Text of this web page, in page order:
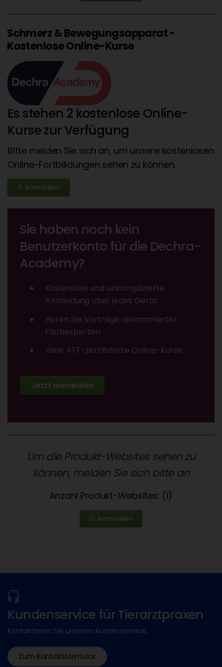
Schmerz & Bewegungsapparat -
Kostenlose Online-Kurse
Es stehen 2 kostenlose Online-
Kurse zur Verfügung
Bitte melden Sie sich an, um unsere kostenlosen
Online-Fortbilldungen sehen zu können.
lock_outline Anmelden
Sie haben noch kein
Benutzerkonto für die Dechra-
Academy?
Kostenlose und unkomplizierte
Anmeldung über jedes Gerät
Hören Sie Vorträge renommierter
Fachexperten
Viele ATF-zertifizierte Online-Kurse
Jetzt anmelden
Um die Produkt-Websites sehen zu
können, melden Sie sich bitte an
Anzahl Produkt-Websites: (1)
lock_outline Anmelden
Kundenservice für Tierarztpraxen
Kontaktieren Sie unseren Kundenservice.
Zum Kontaktformular